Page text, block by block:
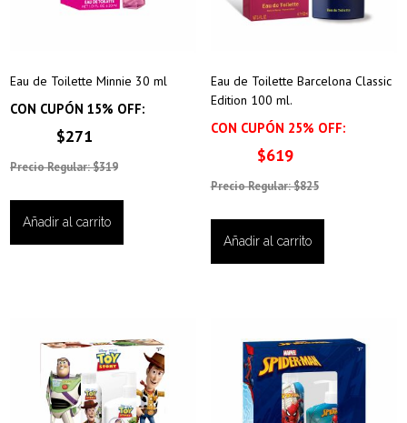
Eau de Toilette Minnie 30 ml
CON CUPÓN 15% OFF:
$271
Precio Regular: $319
Añadir al carrito
Eau de Toilette Barcelona Classic
Edition 100 ml.
CON CUPÓN 25% OFF:
$619
Precio Regular: $825
Añadir al carrito